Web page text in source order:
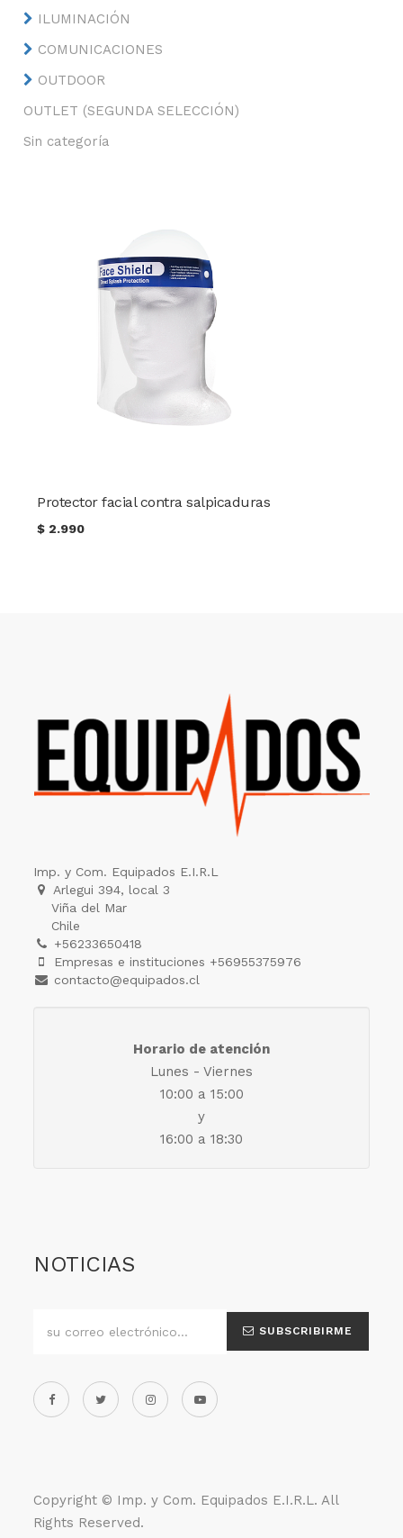
ILUMINACIÓN
COMUNICACIONES
OUTDOOR
OUTLET (SEGUNDA SELECCIÓN)
Sin categoría
Protector facial contra salpicaduras
$ 2.990
Imp. y Com. Equipados E.I.R.L
Arlegui 394, local 3
Viña del Mar
Chile
+56233650418
Empresas e instituciones +56955375976
contacto@equipados.cl
Horario de atención
Lunes - Viernes
10:00 a 15:00
y
16:00 a 18:30
NOTICIAS
SUBSCRIBIRME
Copyright © Imp. y Com. Equipados E.I.R.L. All
Rights Reserved.